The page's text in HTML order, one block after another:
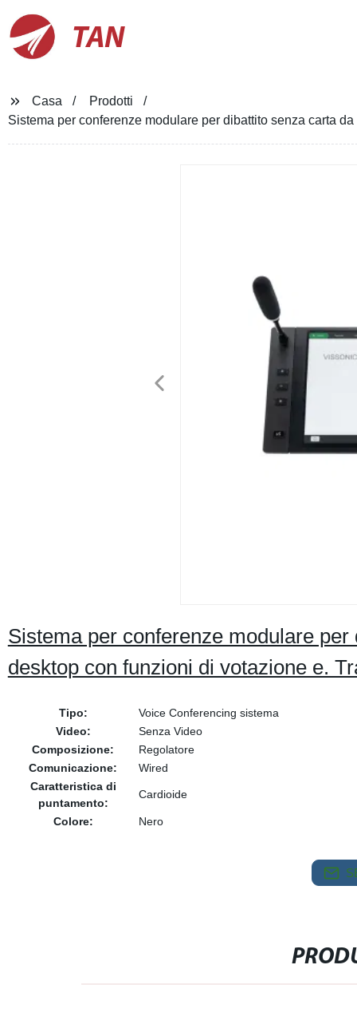
TAN
Casa
Prodotti
Sistema per conferenze modulare per dibattito senza carta
Sistema per conferenze modulare
desktop con funzioni di votazione e.
Tipo:
Voice Conferencing sistema
Video:
Senza Video
Composizione:
Regolatore
Comunicazione:
Wired
Caratteristica di
puntamento:
Cardioide
Colore: Nero